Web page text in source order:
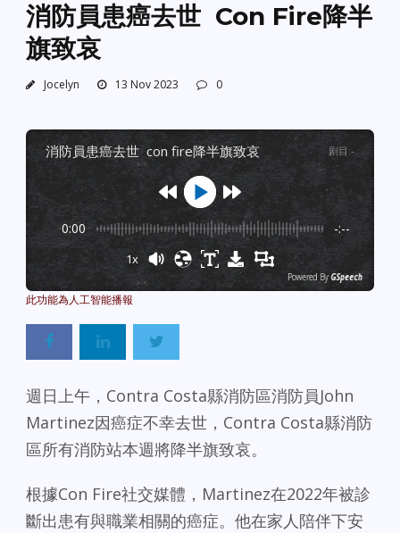
消防員患癌去世 Con Fire降半
旗致哀
Jocelyn 13 Nov 2023 0
消防員患癌去世 con fire降半旗致哀 剧目 :-
0:00 -:--
1x
Powered By GSpeech
週日上午，Contra Costa縣消防區消防員John
Martinez因癌症不幸去世，Contra Costa縣消防
區所有消防站本週將降半旗致哀。
根據Con Fire社交媒體，Martinez在2022年被診
斷出患有與職業相關的癌症。他在家人陪伴下安